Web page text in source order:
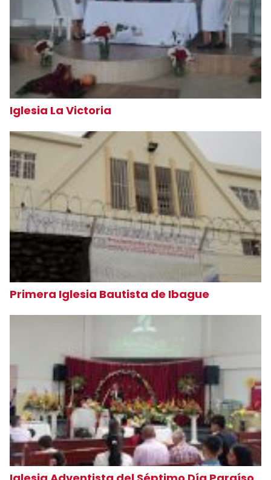
Iglesia La Victoria
Primera Iglesia Bautista de Ibague